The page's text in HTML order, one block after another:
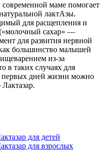
современной маме помогает
лактАзы.
для расщепления и
сахар» —
для развития нервной
большинство малышей
из-за
в таких случаях для
первых дней жизни можно
для детей
для взрослых